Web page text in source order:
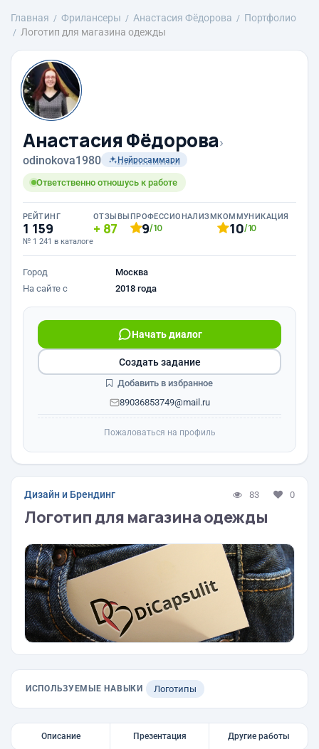
Главная Фрилансеры Анастасия Фёдорова
Портфолио
Логотип для магазина одежды
Анастасия Фёдорова›
odinokova1980 Нейросаммари
Ответственно отношусь к работе
РЕЙТИНГ
1 159
№ 1 241 в каталоге
ОТЗЫВЫ
87
ПРОФЕССИОНАЛИЗМ
9/10
КОММУНИКАЦИЯ
10/10
Город
Москва
На сайте с
2018 года
Начать диалог
89036853749@mail.ru
Создать задание
Добавить в избранное
Пожаловаться на профиль
Дизайн и Брендинг 83 0
Логотип для магазина одежды
ИСПОЛЬЗУЕМЫЕ НАВЫКИ Логотипы
Описание Презентация Другие работы